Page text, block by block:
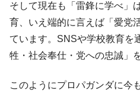
そして現在も「雷鋒に学べ」
育、いえ端的に言えば「愛党
ています。SNSや学校教育を
牲・社会奉仕・党への忠誠」
このようにプロパガンダに今